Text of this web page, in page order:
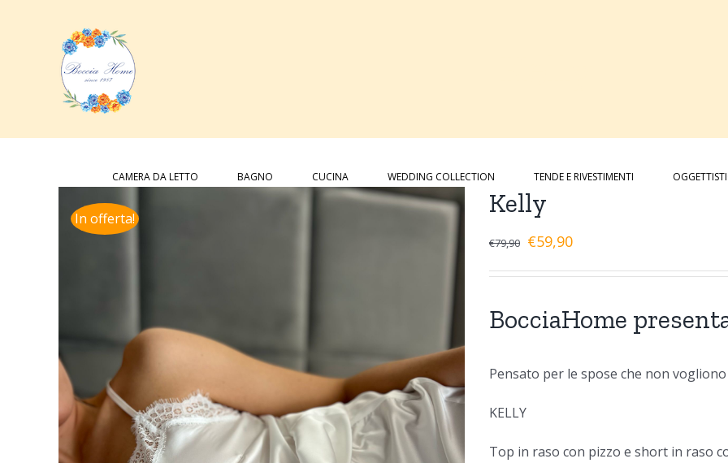
contenuto
CAMERA DA LETTO BAGNO CUCINA WEDDING COLLECTION TENDE E RIVESTIMENTI
In offerta! Kelly
€79,90 €59,90
BocciaHome
Pensato per le spose che non
KELLY
Top in raso con pizzo e short in raso